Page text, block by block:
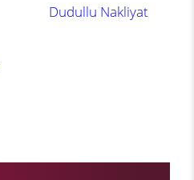
Dudullu Nakliyat